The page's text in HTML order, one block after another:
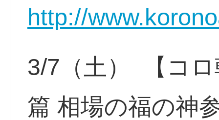
http://
3/7（土） 【コ
篇 相場の福の神